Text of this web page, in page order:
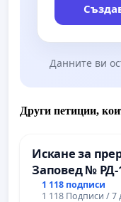
Данните ви
Други петиции,
Искане за
Заповед № РД-
вливането на
1 118 подписи
1 118 Подписи / 7